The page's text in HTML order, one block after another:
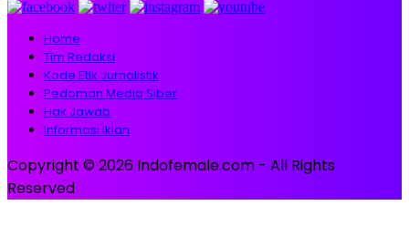
Home
Tim Redaksi
Kode Etik Jurnalistik
Pedoman Media Siber
Hak Jawab
Informasi Iklan
Copyright © 2026 Indofemale.com - All Rights
Reserved